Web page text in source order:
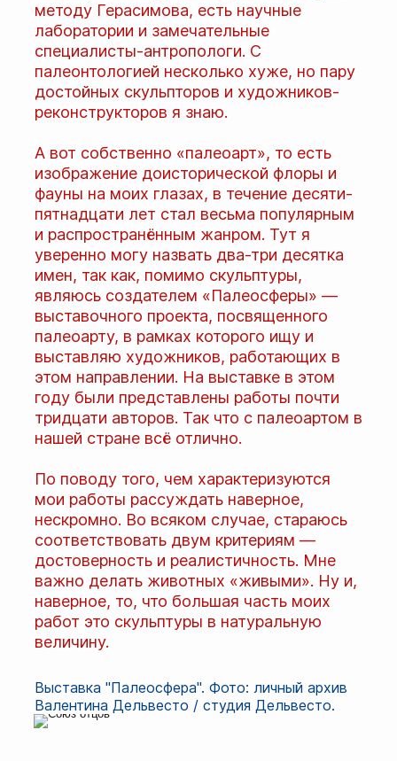
методу Герасимова, есть научные
лаборатории и замечательные
специалисты-антропологи. С
палеонтологией несколько хуже, но пару
достойных скульпторов и художников-
реконструкторов я знаю.
А вот собственно «палеоарт», то есть
изображение доисторической флоры и
фауны на моих глазах, в течение десяти-
пятнадцати лет стал весьма популярным
и распространённым жанром. Тут я
уверенно могу назвать два-три десятка
имен, так как, помимо скульптуры,
являюсь создателем «Палеосферы» —
выставочного проекта, посвященного
палеоарту, в рамках которого ищу и
выставляю художников, работающих в
этом направлении. На выставке в этом
году были представлены работы почти
тридцати авторов. Так что с палеоартом в
нашей стране всё отлично.
По поводу того, чем характеризуются
мои работы рассуждать наверное,
нескромно. Во всяком случае, стараюсь
соответствовать двум критериям —
достоверность и реалистичность. Мне
важно делать животных «живыми». Ну и,
наверное, то, что большая часть моих
работ это скульптуры в натуральную
величину.
Выставка "Палеосфера". Фото: личный архив
Валентина Дельвесто / студия Дельвесто.